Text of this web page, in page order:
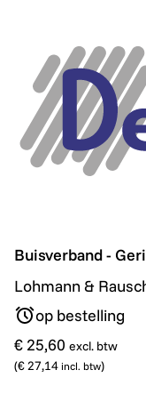
Buisverband -
Buisverband -
Lohmann &
op bestelling
€ 25,60 excl. btw
(€ 27,14 incl. btw)